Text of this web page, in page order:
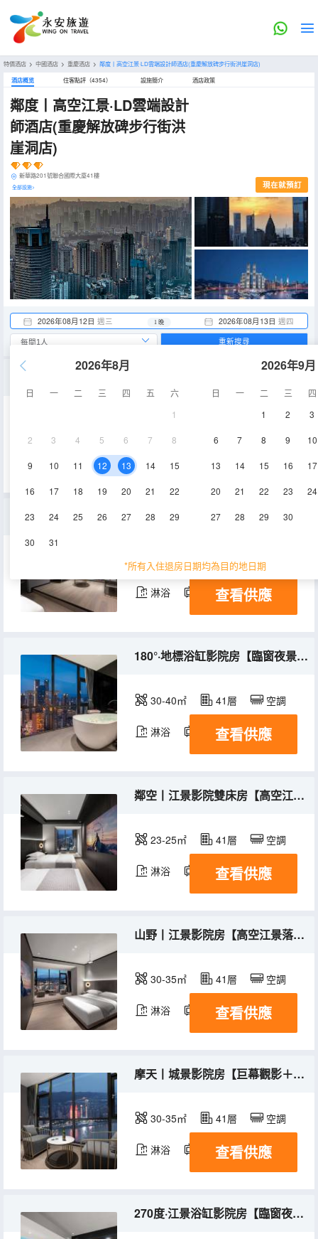
特價酒店 > 中國酒店 > 重慶酒店 > 鄰度丨高空江景·LD雲端設計師酒店(重慶解放碑步行街洪崖洞店)
酒店概览 住客點評（4354） 設施簡介 酒店政策
鄰度丨高空江景·LD雲端設計
師酒店(重慶解放碑步行街洪
崖洞店)
新華路201號聯合國際大廈41樓
全部設施> 現在就預訂
2026年08月12日 週三 2026年08月13日 週四
1 晚
2026年8月
日 一 二 三 四 五
六
1
2 3 4 5 6 7 8
9 10 11 12 13 14 15
16 17 18 19 20 21 22
23 24 25 26 27 28 29
30 31
2026年9月
日 一 二 三
四
1
2 3
6 7 8 9 10
13 14 15 16 17
20 21 22 23 24
27 28 29 30
*所有入住退房日期均為目的地日期
重新搜尋
35-40㎡ 空調
30-35㎡ 41層
淋浴 電視機
查看供應
180°·地標浴缸影院房【臨窗夜景浴缸＋高空江景落地窗＋巨幕觀影＋高品質床品＋定製乳膠床墊】
30-40㎡ 41層 空調
淋浴 電視機
查看供應
鄰空丨江景影院雙床房【高空江景落地窗＋巨幕觀影+智能客控＋高品質床品＋定製乳膠床墊】
23-25㎡ 41層 空調
淋浴 電視機
查看供應
山野丨江景影院房【高空江景落地窗＋巨幕觀影+智能客控＋高品質床品＋定製乳膠床墊】
30-35㎡ 41層 空調
淋浴 電視機
查看供應
摩天丨城景影院房【巨幕觀影＋高品質床品＋乳膠床墊】
30-35㎡ 41層 空調
淋浴 電視機
查看供應
270度·江景浴缸影院房【臨窗夜景浴缸＋高空江景落地窗＋巨幕觀影＋高品質床品＋定製乳膠床墊】